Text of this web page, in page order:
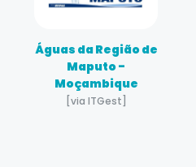
Águas da Região de
Maputo -
Moçambique
[via ITGest]